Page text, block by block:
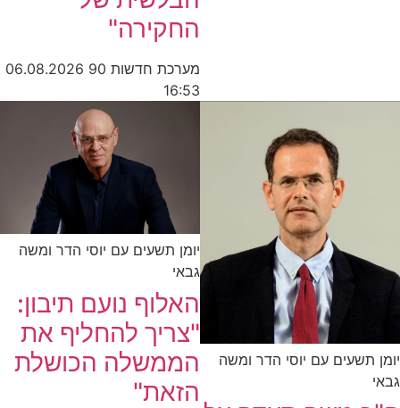
החקירה"
מערכת חדשות 90
06.08.2026
16:53
יומן תשעים עם יוסי הדר ומשה
גבאי
יומן תשעים עם יוסי הדר ומשה
גבאי
האלוף נועם תיבון:
"צריך להחליף את
הממשלה הכושלת
הזאת"